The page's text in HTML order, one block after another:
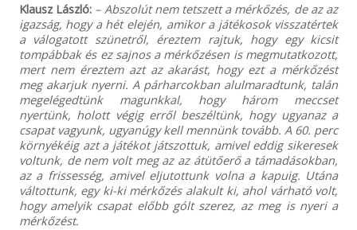
Klausz László: – Abszolút nem tetszett a mérkőzés, de az az
igazság, hogy a hét elején, amikor a játékosok visszatértek
a válogatott szünetről, éreztem rajtuk, hogy egy kicsit
tompábbak és ez sajnos a mérkőzésen is megmutatkozott,
mert nem éreztem azt az akarást, hogy ezt a mérkőzést
meg akarjuk nyerni. A párharcokban alulmaradtunk, talán
megelégedtünk magunkkal, hogy három meccset
nyertünk, holott végig erről beszéltünk, hogy ugyanaz a
csapat vagyunk, ugyanúgy kell mennünk tovább. A 60. perc
környékéig azt a játékot játszottuk, amivel eddig sikeresek
voltunk, de nem volt meg az az átütőerő a támadásokban,
az a frissesség, amivel eljutottunk volna a kapuig. Utána
váltottunk, egy ki-ki mérkőzés alakult ki, ahol várható volt,
hogy amelyik csapat előbb gólt szerez, az meg is nyeri a
mérkőzést.